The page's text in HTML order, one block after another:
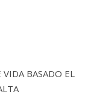
BASADO EL